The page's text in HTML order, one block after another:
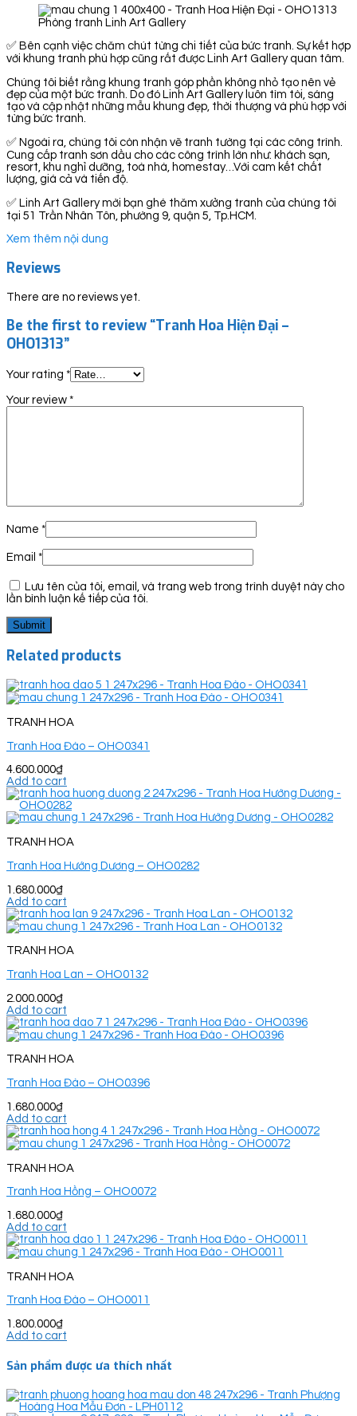
Phòng tranh Linh Art Gallery
✅ Bên cạnh việc chăm chút từng chi tiết của bức tranh. Sự kết hợp
với khung tranh phù hợp cũng rất được Linh Art Gallery quan tâm.
Chúng tôi biết rằng khung tranh góp phần không nhỏ tạo nên vẻ
đẹp của một bức tranh. Do đó Linh Art Gallery luôn tìm tòi, sáng
tạo và cập nhật những mẫu khung đẹp, thời thượng và phù hợp với
từng bức tranh.
✅ Ngoài ra, chúng tôi còn nhận vẽ tranh tường tại các công trình.
Cung cấp tranh sơn dầu cho các công trình lớn như: khách sạn,
resort, khu nghỉ dưỡng, toà nhà, homestay…Với cam kết chất
lượng, giá cả và tiến độ.
✅ Linh Art Gallery mời bạn ghé thăm xưởng tranh của chúng tôi
tại 51 Trần Nhân Tôn, phường 9, quận 5, Tp.HCM.
Xem thêm nội dung
Reviews
There are no reviews yet.
Be the first to review “Tranh Hoa Hiện Đại –
OHO1313”
Your rating *
Your review *
Name *
Email *
Lưu tên của tôi, email, và trang web trong trình duyệt này cho
lần bình luận kế tiếp của tôi.
Related products
TRANH HOA
Tranh Hoa Đào – OHO0341
4.600.000₫
Add to cart
TRANH HOA
Tranh Hoa Hướng Dương – OHO0282
1.680.000₫
Add to cart
TRANH HOA
Tranh Hoa Lan – OHO0132
2.000.000₫
Add to cart
TRANH HOA
Tranh Hoa Đào – OHO0396
1.680.000₫
Add to cart
TRANH HOA
Tranh Hoa Hồng – OHO0072
1.680.000₫
Add to cart
TRANH HOA
Tranh Hoa Đào – OHO0011
1.800.000₫
Add to cart
Sản phẩm được ưa thích nhất